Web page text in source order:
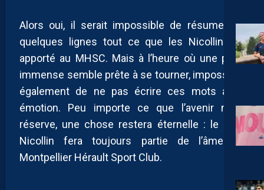
Alors oui, il serait impossible de résumer en
quelques lignes tout ce que les Nicollin ont
apporté au MHSC. Mais à l’heure où une page
immense semble prête à se tourner, impossible
également de ne pas écrire ces mots avec
émotion. Peu importe ce que l’avenir nous
réserve, une chose restera éternelle : le nom
Nicollin fera toujours partie de l’âme du
Montpellier Hérault Sport Club.